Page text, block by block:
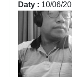
Daty : 10/06/